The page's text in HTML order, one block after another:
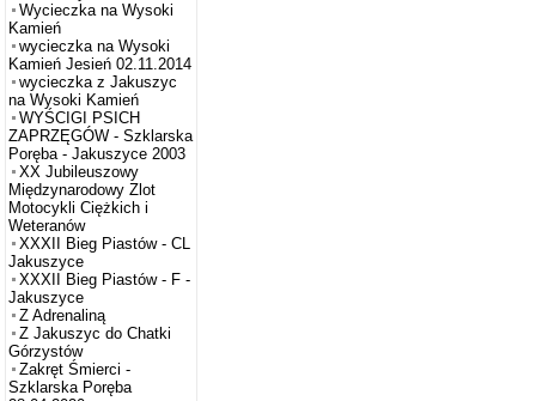
Wycieczka na Wysoki
Kamień
wycieczka na Wysoki
Kamień Jesień 02.11.2014
wycieczka z Jakuszyc
na Wysoki Kamień
WYŚCIGI PSICH
ZAPRZĘGÓW - Szklarska
Poręba - Jakuszyce 2003
XX Jubileuszowy
Międzynarodowy Zlot
Motocykli Ciężkich i
Weteranów
XXXII Bieg Piastów - CL
Jakuszyce
XXXII Bieg Piastów - F -
Jakuszyce
Z Adrenaliną
Z Jakuszyc do Chatki
Górzystów
Zakręt Śmierci -
Szklarska Poręba